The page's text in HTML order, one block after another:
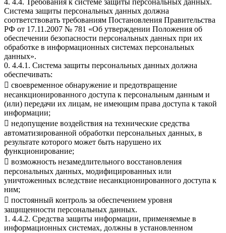
Система защиты персональных данных должна
соответствовать требованиям Постановления Правительства
РФ от 17.11.2007 № 781 «Об утверждении Положения об
обеспечении безопасности персональных данных при их
обработке в информационных системах персональных
данных».
0. 4.4.1. Система защиты персональных данных должна
обеспечивать:
 своевременное обнаружение и предотвращение
несанкционированного доступа к персональным данным и
(или) передачи их лицам, не имеющим права доступа к такой
информации;
 недопущение воздействия на технические средства
автоматизированной обработки персональных данных, в
результате которого может быть нарушено их
функционирование;
 возможность незамедлительного восстановления
персональных данных, модифицированных или
уничтоженных вследствие несанкционированного доступа к
ним;
 постоянный контроль за обеспечением уровня
защищенности персональных данных.
1. 4.4.2. Средства защиты информации, применяемые в
информационных системах, должны в установленном